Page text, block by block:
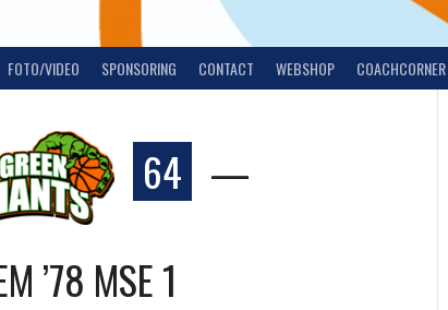
FOTO/VIDEO SPONSORING CONTACT WEBSHOP COACHCORNER
64 —
’78 MSE 1